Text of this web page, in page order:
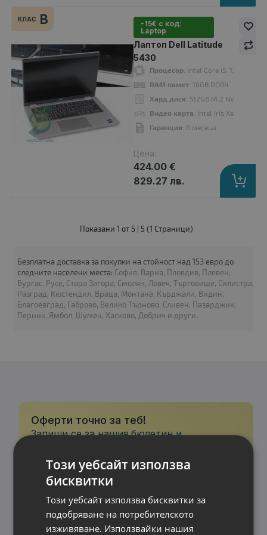
A-
Процесор
: Intel Core i5 1235U up to 4.40GHz 12MB
RAM памет: 16GB DDR4
B
клас
КЛАС B
-15€ с код:
Laptop
Лаптоп Dell Latitude
5430
Процесор: Intel Core i5, 1245U up
RAM памет: 16GB DDR4
Хард диск: 512GB M.2 NVMe SSD
Видео карта: Intel Iris Xe Graphics
Гаранция: 6 месеца
Цена:
424.00 €
829.27 лв.
Показани 1 от 5 | 5 (1 Страници)
Безплатна доставка за покупки на стойност над 153 евро до
следните населени места: София, Варна, Пловдив, Плевен,
Бургас, Русе, Стара Загора, Смолян, Ловеч, Търговище, Силистра,
Разград, Кюстендил, Враца, Монтана, Кърджали, Видин,
Благоевград, Габрово, Велико Търново, Сливен, Пазарджик,
Перник, Ямбол, Шумен, Хасково, Добрич и други.
Оферти точно за теб!
Запиши се за нашия бюлетин и
продукти и промоции.
Този уебсайт използва
бисквитки
Този уебсайт използва бисквитки за
подобряване на потребителското
изживяване. Използвайки нашия